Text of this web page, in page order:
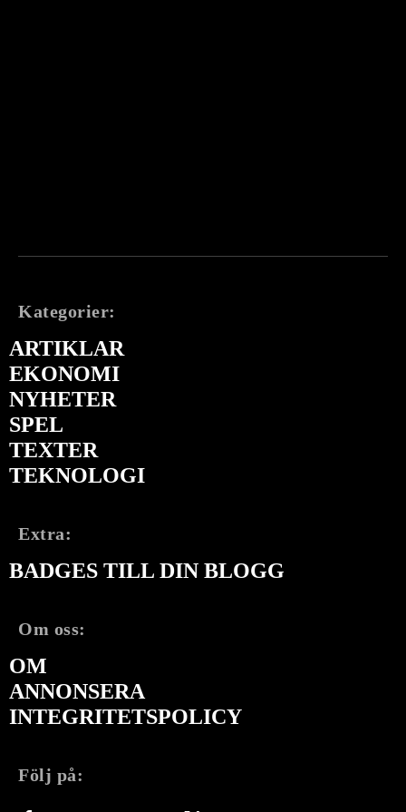
Kategorier:
ARTIKLAR
EKONOMI
NYHETER
SPEL
TEXTER
TEKNOLOGI
Extra:
BADGES TILL DIN BLOGG
Om oss:
OM
ANNONSERA
INTEGRITETSPOLICY
Följ på: